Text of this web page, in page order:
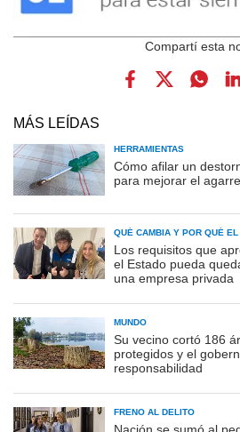
MÁS LEÍDAS
HERRAMIENTAS
Cómo afilar un
para mejorar el
QUÉ CAMBIA Y POR QUÉ EL
Los requisitos que
el Estado pueda
una empresa privada
MUNDO
Su vecino cortó 186
protegidos y el
responsabilidad
FRENO AL DELITO